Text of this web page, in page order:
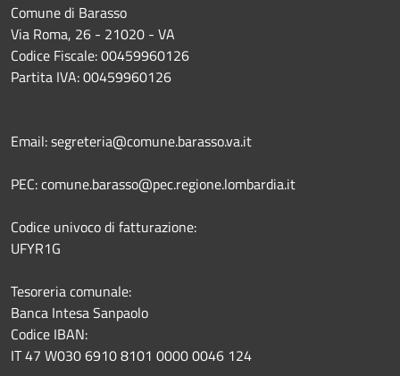
Comune di Barasso
Via Roma, 26 - 21020 - VA
Codice Fiscale: 00459960126
Partita IVA: 00459960126
Email: segreteria@comune.barasso.va.it
PEC: comune.barasso@pec.regione.lombardia.it
Codice univoco di fatturazione:
UFYR1G
Tesoreria comunale:
Banca Intesa Sanpaolo
Codice IBAN:
IT 47 W030 6910 8101 0000 0046 124